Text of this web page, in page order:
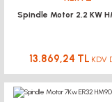
Spindle Motor 2,2 KW
13.869,24 TL KDV